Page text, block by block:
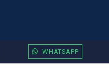
WHATSAPP